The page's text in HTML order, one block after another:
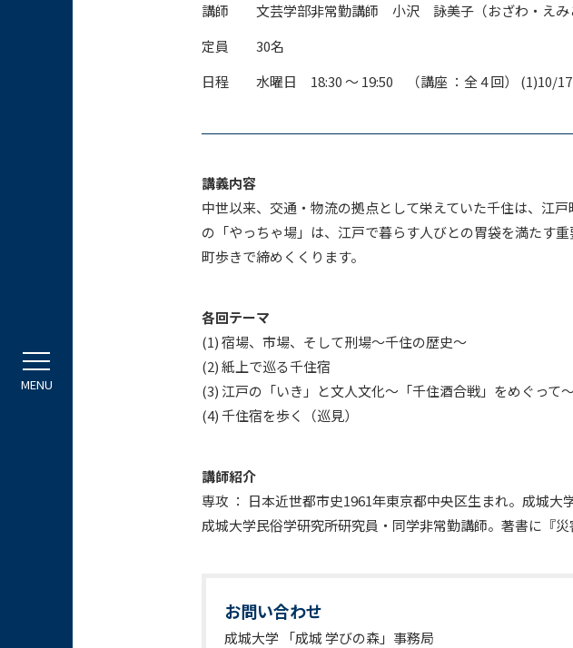
講師
文芸学部非常勤講師 小沢 詠美子（おざわ・
定員
30名
日程
水曜日 18:30 〜 19:50 （講座 ：全 4 回）
講義内容
中世以来、交通・物流の拠点として栄えていた千住は、江
の「やっちゃ場」は、江戸で暮らす人びとの胃袋を満たす
町歩きで締めくくります。
各回テーマ
(1) 宿場、市場、そして刑場〜千住の歴史〜
(2) 紙上で巡る千住宿
(3) 江戸の「いき」と文人文化〜「千住酒合戦」をめぐって
(4) 千住宿を歩く（巡見）
講師紹介
専攻 ： 日本近世都市史1961年東京都中央区生まれ。成城
成城大学民俗学研究所研究員・同学非常勤講師。著書に『
お問い合わせ
成城大学 「成城 学びの森」事務局